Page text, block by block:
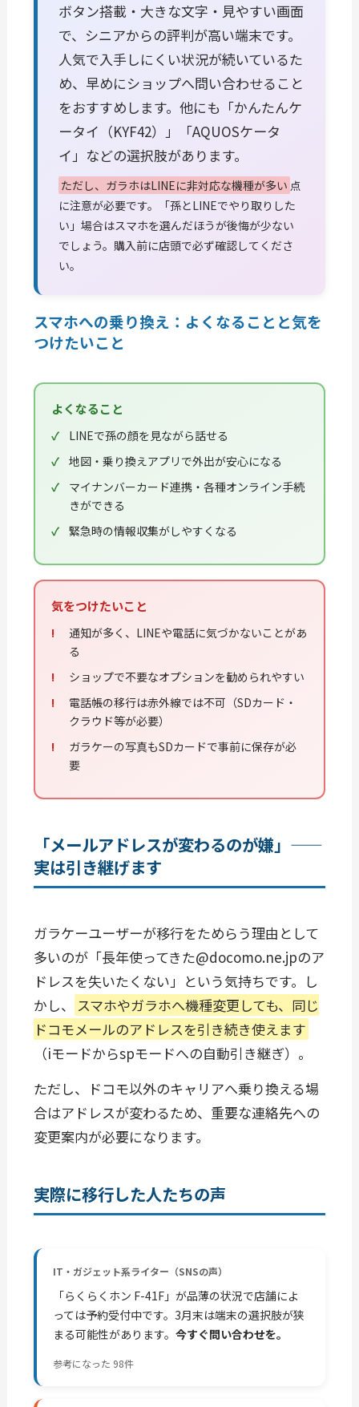
ボタン搭載・大きな文字・見やすい画面
で、シニアからの評判が高い端末です。
人気で入手しにくい状況が続いているた
め、早めにショップへ問い合わせること
をおすすめします。他にも「かんたんケ
ータイ（KYF42）」「AQUOSケータ
イ」などの選択肢があります。
ただし、ガラホはLINEに非対応な機種が多い 点
に注意が必要です。「孫とLINEでやり取りした
い」場合はスマホを選んだほうが後悔が少ない
でしょう。購入前に店頭で必ず確認してくださ
い。
スマホへの乗り換え：よくなることと気を
つけたいこと
よくなること
LINEで孫の顔を見ながら話せる
地図・乗り換えアプリで外出が安心になる
マイナンバーカード連携・各種オンライン手続
きができる
緊急時の情報収集がしやすくなる
気をつけたいこと
通知が多く、LINEや電話に気づかないことがあ
る
ショップで不要なオプションを勧められやすい
電話帳の移行は赤外線では不可（SDカード・
クラウド等が必要）
ガラケーの写真もSDカードで事前に保存が必
要
「メールアドレスが変わるのが嫌」——
実は引き継げます
ガラケーユーザーが移行をためらう理由として
多いのが「長年使ってきた@docomo.ne.jpのア
ドレスを失いたくない」という気持ちです。し
かし、
スマホやガラホへ機種変更しても、同じ
ドコモメールのアドレスを引き続き使えます
（iモードからspモードへの自動引き継ぎ）。
ただし、ドコモ以外のキャリアへ乗り換える場
合はアドレスが変わるため、重要な連絡先への
変更案内が必要になります。
実際に移行した人たちの声
IT・ガジェット系ライター（SNSの声）
「らくらくホン F-41F」が品薄の状況で店舗によ
っては予約受付中です。3月末は端末の選択肢が狭
まる可能性があります。今すぐ問い合わせを。
参考になった 98件